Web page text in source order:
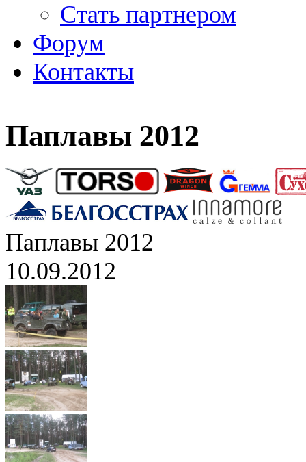
Стать партнером
Форум
Контакты
Паплавы 2012
Паплавы 2012
10.09.2012